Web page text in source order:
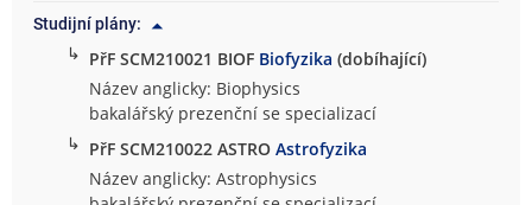
Studijní plány:
↳ PřF SCM210021 BIOF Biofyzika (dobíhající)
Název anglicky: Biophysics
bakalářský prezenční se specializací
↳ PřF SCM210022 ASTROAstrofyzika
Název anglicky: Astrophysics